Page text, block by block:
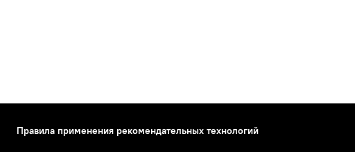
Правила применения рекомендательных технологий